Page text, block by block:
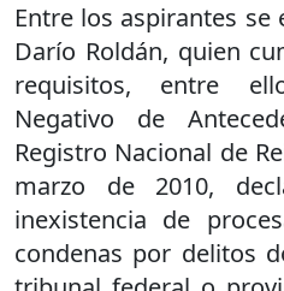
Entre los aspirantes
Darío Roldán, quien
requisitos, entre
Negativo de
Registro Nacional de
marzo de 2010,
inexistencia de
condenas por delitos